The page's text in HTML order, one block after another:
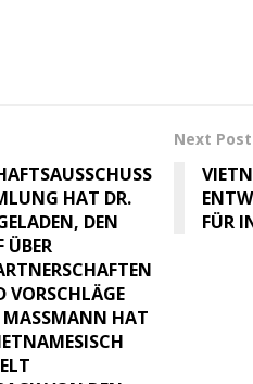
HAT DR.
DEN
ÜBER
VORSCHLÄGE
MASSMANN HAT
Next Post
FÜR